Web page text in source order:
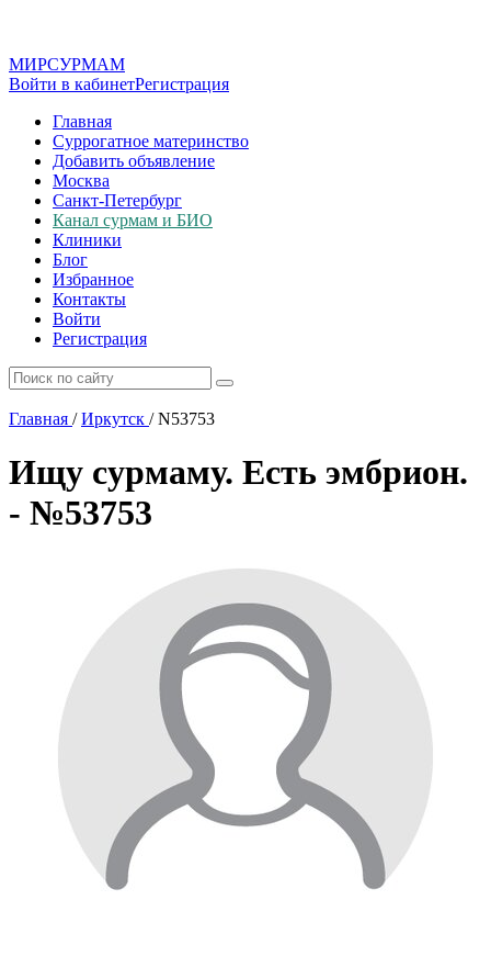
МИРСУРМАМ
Войти в кабинетРегистрация
Главная
Суррогатное материнство
Добавить объявление
Москва
Санкт-Петербург
Канал сурмам и БИО
Клиники
Блог
Избранное
Контакты
Войти
Регистрация
Главная / Иркутск /N53753
Ищу сурмаму. Есть эмбрион.
- №53753